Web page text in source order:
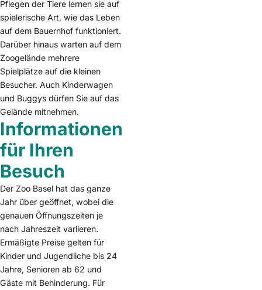
Pflegen der Tiere lernen sie auf
spielerische Art, wie das Leben
auf dem Bauernhof funktioniert.
Darüber hinaus warten auf dem
Zoogelände mehrere
Spielplätze auf die kleinen
Besucher. Auch Kinderwagen
und Buggys dürfen Sie auf das
Gelände mitnehmen.
Informationen
für Ihren
Besuch
Der Zoo Basel hat das ganze
Jahr über geöffnet, wobei die
genauen Öffnungszeiten je
nach Jahreszeit variieren.
Ermäßigte Preise gelten für
Kinder und Jugendliche bis 24
Jahre, Senioren ab 62 und
Gäste mit Behinderung. Für